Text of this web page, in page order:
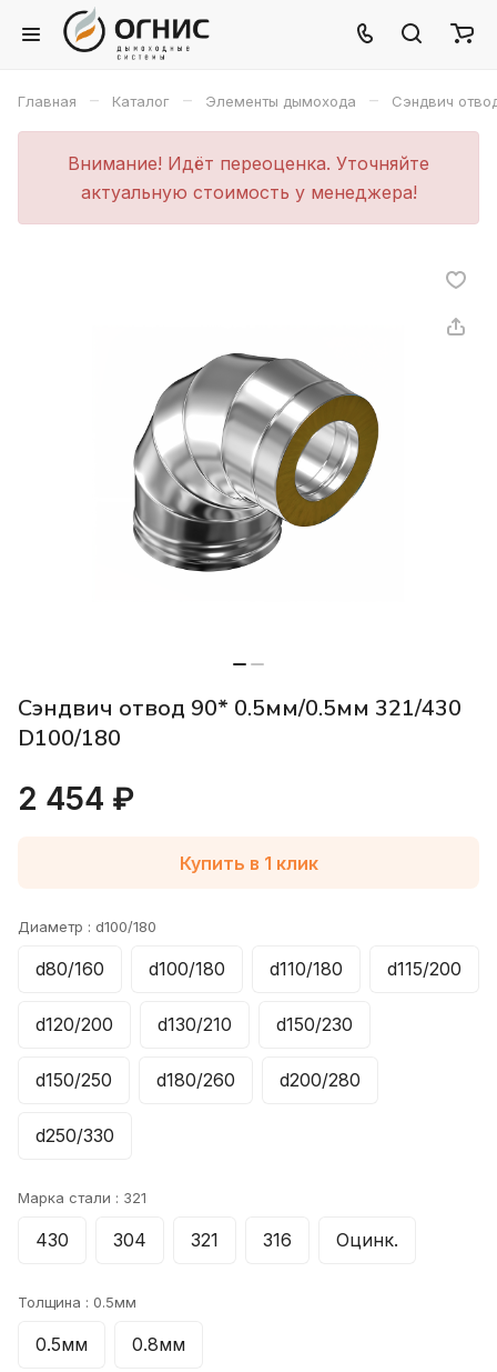
Главная – Каталог – Элементы дымохода – Сэндвич
Внимание! Идёт переоценка. Уточняйте
актуальную стоимость у менеджера!
Сэндвич отвод 90* 0.5мм/0.5мм 321/430
D100/180
2 454 ₽
Купить в 1 клик
Диаметр : d100/180
d80/160 d100/180 d110/180 d115/200
d120/200 d130/210 d150/230
d150/250 d180/260 d200/280
d250/330
Марка стали : 321
430 304 321 316 Оцинк.
Толщина : 0.5мм
0.5мм 0.8мм